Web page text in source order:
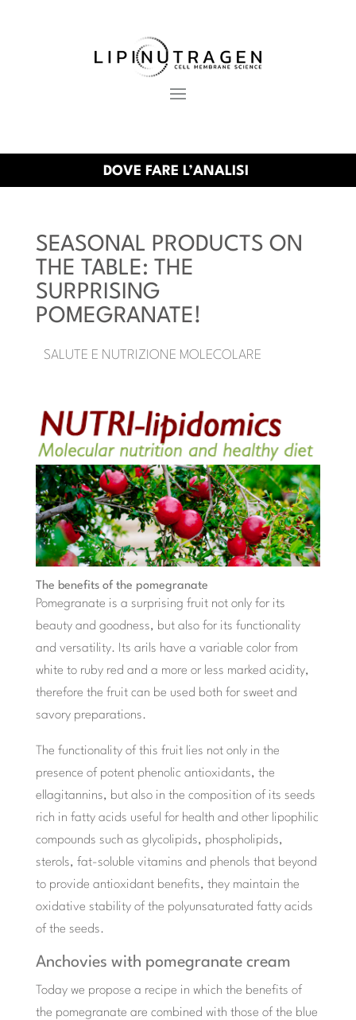
DOVE FARE L’ANALISI
SEASONAL PRODUCTS ON
THE TABLE: THE
SURPRISING
POMEGRANATE!
SALUTE E NUTRIZIONE MOLECOLARE
The benefits of the pomegranate
Pomegranate is a surprising fruit not only for its
beauty and goodness, but also for its functionality
and versatility. Its arils have a variable color from
white to ruby ​​red and a more or less marked acidity,
therefore the fruit can be used both for sweet and
savory preparations.
The functionality of this fruit lies not only in the
presence of potent phenolic antioxidants, the
ellagitannins, but also in the composition of its seeds
rich in fatty acids useful for health and other lipophilic
compounds such as glycolipids, phospholipids,
sterols, fat-soluble vitamins and phenols that beyond
to provide antioxidant benefits, they maintain the
oxidative stability of the polyunsaturated fatty acids
of the seeds.
Anchovies with pomegranate cream
Today we propose a recipe in which the benefits of
the pomegranate are combined with those of the blue